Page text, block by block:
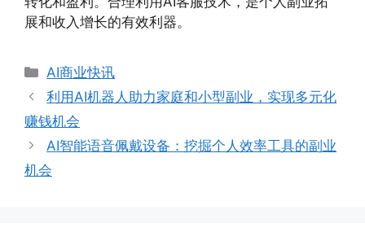
展和收入增长的有效利器。
分
类
AI商业快讯
利用AI机器人助力家庭和小型副业，实现多元化
赚钱机会
AI智能语音佩戴设备：挖掘个人效率工具的副业
机会